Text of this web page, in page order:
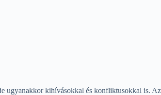
ugyanakkor kihívásokkal és konfliktusokkal is. Az